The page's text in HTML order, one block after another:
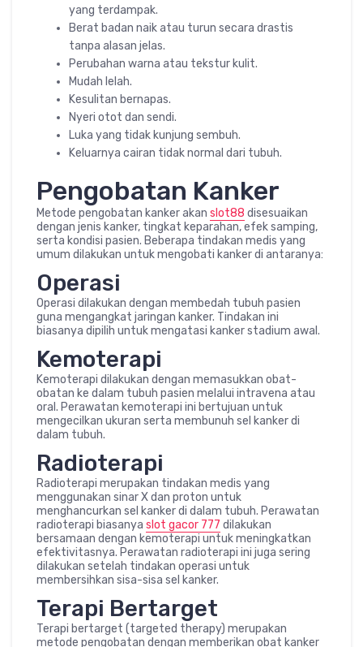
yang terdampak.
Berat badan naik atau turun secara drastis
tanpa alasan jelas.
Perubahan warna atau tekstur kulit.
Mudah lelah.
Kesulitan bernapas.
Nyeri otot dan sendi.
Luka yang tidak kunjung sembuh.
Keluarnya cairan tidak normal dari tubuh.
Pengobatan Kanker
Metode pengobatan kanker akan slot88 disesuaikan
dengan jenis kanker, tingkat keparahan, efek samping,
serta kondisi pasien. Beberapa tindakan medis yang
umum dilakukan untuk mengobati kanker di antaranya:
Operasi
Operasi dilakukan dengan membedah tubuh pasien
guna mengangkat jaringan kanker. Tindakan ini
biasanya dipilih untuk mengatasi kanker stadium awal.
Kemoterapi
Kemoterapi dilakukan dengan memasukkan obat-
obatan ke dalam tubuh pasien melalui intravena atau
oral. Perawatan kemoterapi ini bertujuan untuk
mengecilkan ukuran serta membunuh sel kanker di
dalam tubuh.
Radioterapi
Radioterapi merupakan tindakan medis yang
menggunakan sinar X dan proton untuk
menghancurkan sel kanker di dalam tubuh. Perawatan
radioterapi biasanya slot gacor 777 dilakukan
bersamaan dengan kemoterapi untuk meningkatkan
efektivitasnya. Perawatan radioterapi ini juga sering
dilakukan setelah tindakan operasi untuk
membersihkan sisa-sisa sel kanker.
Terapi Bertarget
Terapi bertarget (targeted therapy) merupakan
metode pengobatan dengan memberikan obat kanker